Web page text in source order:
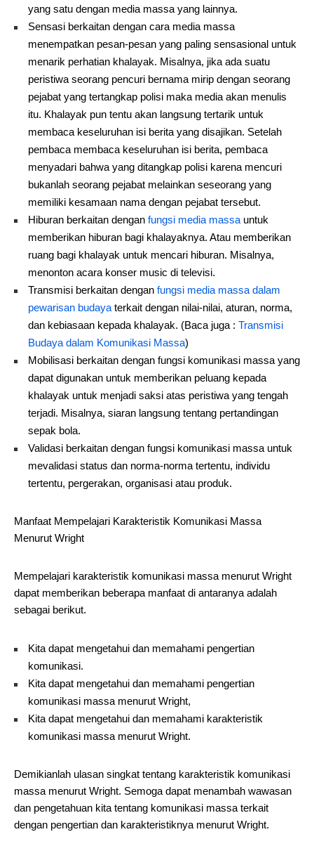
yang satu dengan media massa yang lainnya.
Sensasi berkaitan dengan cara media massa
menempatkan pesan-pesan yang paling sensasional untuk
menarik perhatian khalayak. Misalnya, jika ada suatu
peristiwa seorang pencuri bernama mirip dengan seorang
pejabat yang tertangkap polisi maka media akan menulis
itu. Khalayak pun tentu akan langsung tertarik untuk
membaca keseluruhan isi berita yang disajikan. Setelah
pembaca membaca keseluruhan isi berita, pembaca
menyadari bahwa yang ditangkap polisi karena mencuri
bukanlah seorang pejabat melainkan seseorang yang
memiliki kesamaan nama dengan pejabat tersebut.
Hiburan berkaitan dengan fungsi media massa untuk
memberikan hiburan bagi khalayaknya. Atau memberikan
ruang bagi khalayak untuk mencari hiburan. Misalnya,
menonton acara konser music di televisi.
Transmisi berkaitan dengan fungsi media massa dalam
pewarisan budaya terkait dengan nilai-nilai, aturan, norma,
dan kebiasaan kepada khalayak. (Baca juga : Transmisi
Budaya dalam Komunikasi Massa)
Mobilisasi berkaitan dengan fungsi komunikasi massa yang
dapat digunakan untuk memberikan peluang kepada
khalayak untuk menjadi saksi atas peristiwa yang tengah
terjadi. Misalnya, siaran langsung tentang pertandingan
sepak bola.
Validasi berkaitan dengan fungsi komunikasi massa untuk
mevalidasi status dan norma-norma tertentu, individu
tertentu, pergerakan, organisasi atau produk.
Manfaat Mempelajari Karakteristik Komunikasi Massa
Menurut Wright
Mempelajari karakteristik komunikasi massa menurut Wright
dapat memberikan beberapa manfaat di antaranya adalah
sebagai berikut.
Kita dapat mengetahui dan memahami pengertian
komunikasi.
Kita dapat mengetahui dan memahami pengertian
komunikasi massa menurut Wright,
Kita dapat mengetahui dan memahami karakteristik
komunikasi massa menurut Wright.
Demikianlah ulasan singkat tentang karakteristik komunikasi
massa menurut Wright. Semoga dapat menambah wawasan
dan pengetahuan kita tentang komunikasi massa terkait
dengan pengertian dan karakteristiknya menurut Wright.